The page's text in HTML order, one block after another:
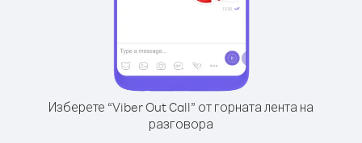
Изберете “Viber Out Call” от горната лента на
разговора